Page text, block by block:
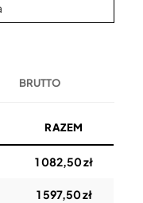
BRUTTO
RAZEM
1 082,50 zł
1 597,50 zł